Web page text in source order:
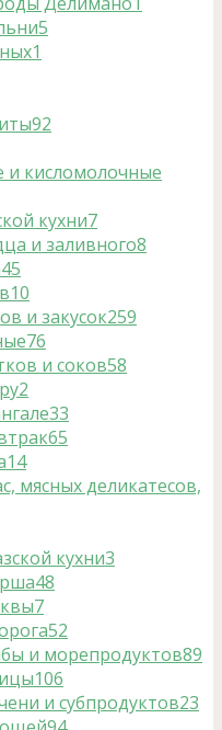
5
1
92
кисломолочные
кухни7
и заливного8
45
10
и закусок259
76
и соков58
2
33
65
14
мясных деликатесов,
кухни3
48
7
52
и морепродуктов89
106
и субпродуктов23